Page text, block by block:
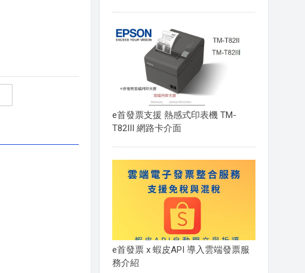
e首發票支援 熱感式印表機 TM-
T82III 網路卡介面
e首發票 x 蝦皮API 導入雲端發票服
務介紹